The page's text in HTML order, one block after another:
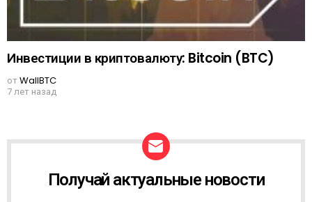
Инвестиции в криптовалюту: Bitcoin (BTC)
отWallBTC
7 лет назад
Получай актуальные новости